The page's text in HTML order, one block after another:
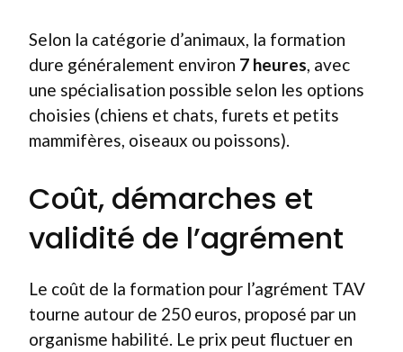
Selon la catégorie d’animaux, la formation
dure généralement environ 7 heures, avec
une spécialisation possible selon les options
choisies (chiens et chats, furets et petits
mammifères, oiseaux ou poissons).
Coût, démarches et
validité de l’agrément
Le coût de la formation pour l’agrément TAV
tourne autour de 250 euros, proposé par un
organisme habilité. Le prix peut fluctuer en